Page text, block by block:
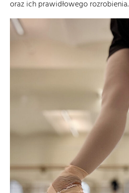
oraz ich prawidłowego rozrobienia.